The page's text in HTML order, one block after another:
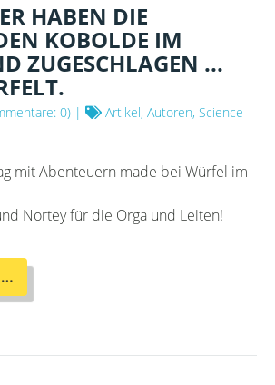
HABEN DIE
KOBOLDE IM
ZUGESCHLAGEN ...
0) |
Artikel, Autoren, Science
mit Abenteuern made bei Würfel im
Nortey für die Orga und Leiten!
…
WIEDER
WÜRFELNDEN